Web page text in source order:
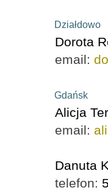
Działdowo
Dorota
email:
Gdańsk
Alicja
email:
Danuta
telefon: